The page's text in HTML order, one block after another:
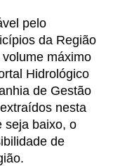
pelo
da Região
máximo
Hidrológico
de Gestão
nesta
seja baixo, o
de